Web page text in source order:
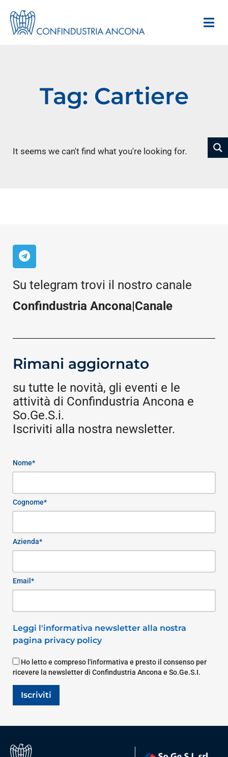
Tag: Cartiere
It seems we can't find what you're looking for.
Su telegram trovi il nostro canale
Confindustria Ancona|Canale
Rimani aggiornato
su tutte le novità, gli eventi e le
attività di Confindustria Ancona e
So.Ge.S.i.
Iscriviti alla nostra newsletter.
Nome*
Cognome*
Azienda*
Email*
Leggi l'informativa newsletter alla nostra
pagina privacy policy
Ho letto e compreso l'informativa e presto il consenso per
ricevere la newsletter di Confindustria Ancona e So.Ge.S.I.
Iscriviti